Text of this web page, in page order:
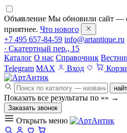
Объявление Мы обновили сайт —
приятнее. Что нового
+7 495 657-84-59 info@artantique.ru
· Скатертный пер., 15
Каталог О нас Справочник
Telegram MAX Вход
Показать все результаты по «» →
Заказать звонок
Открыть меню